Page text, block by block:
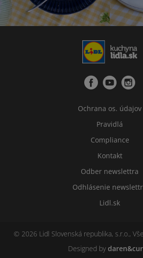
Ochrana os. údajov
Pravidlá
Compliance
Kontakt
Odber newslettra
Odhlásenie
Lidl.sk
© 2026 Lidl Slovenská republika, s.r.o.,
Designed by